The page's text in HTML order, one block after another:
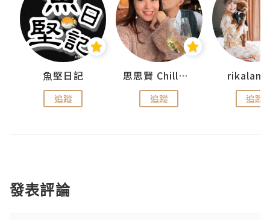
魚堅日記
追蹤
思思賢 ChillMyBabe
追蹤 追蹤
發表評論